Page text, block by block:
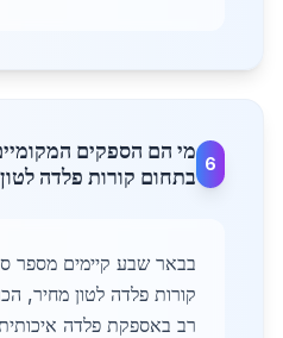
6
מי הם הספקים
בתחום קורות פלדה
בבאר שבע קיימים מספר
קורות פלדה לטון מחיר,
רב באספקת פלדה איכותית